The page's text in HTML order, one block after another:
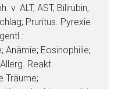
v. ALT, AST, Bilirubin,
Pruritus. Pyrexie
:
Eosinophilie;
Reakt.
Träume;